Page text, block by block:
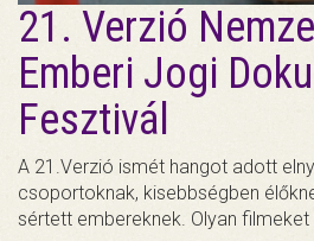
21. Verzió
Emberi Jogi
Fesztivál
A 21.Verzió ismét hangot adott
csoportoknak, kisebbségben
sértett embereknek. Olyan filmeket